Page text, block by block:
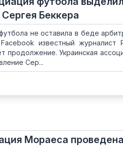
Беккера
не оставила в беде
известный
продолжение. Украинская
Сер...
Мораеса